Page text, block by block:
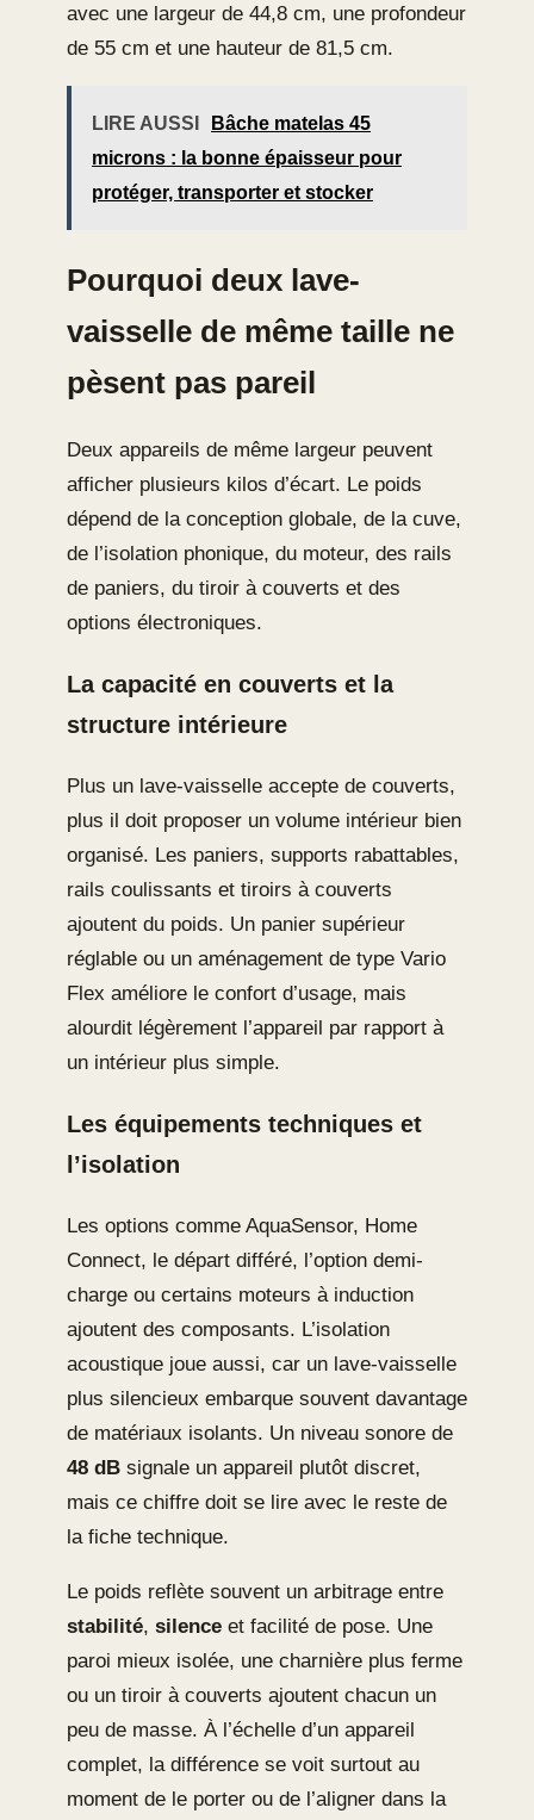
avec une largeur de 44,8 cm, une profondeur
de 55 cm et une hauteur de 81,5 cm.
LIRE AUSSI
Bâche matelas 45
microns : la bonne épaisseur pour
protéger, transporter et stocker
Pourquoi deux lave-
vaisselle de même taille ne
pèsent pas pareil
Deux appareils de même largeur peuvent
afficher plusieurs kilos d’écart. Le poids
dépend de la conception globale, de la cuve,
de l’isolation phonique, du moteur, des rails
de paniers, du tiroir à couverts et des
options électroniques.
La capacité en couverts et la
structure intérieure
Plus un lave-vaisselle accepte de couverts,
plus il doit proposer un volume intérieur bien
organisé. Les paniers, supports rabattables,
rails coulissants et tiroirs à couverts
ajoutent du poids. Un panier supérieur
réglable ou un aménagement de type Vario
Flex améliore le confort d’usage, mais
alourdit légèrement l’appareil par rapport à
un intérieur plus simple.
Les équipements techniques et
l’isolation
Les options comme AquaSensor, Home
Connect, le départ différé, l’option demi-
charge ou certains moteurs à induction
ajoutent des composants. L’isolation
acoustique joue aussi, car un lave-vaisselle
plus silencieux embarque souvent davantage
de matériaux isolants. Un niveau sonore de
48 dB signale un appareil plutôt discret,
mais ce chiffre doit se lire avec le reste de
la fiche technique.
Le poids reflète souvent un arbitrage entre
stabilité, silence et facilité de pose. Une
paroi mieux isolée, une charnière plus ferme
ou un tiroir à couverts ajoutent chacun un
peu de masse. À l’échelle d’un appareil
complet, la différence se voit surtout au
moment de le porter ou de l’aligner dans la